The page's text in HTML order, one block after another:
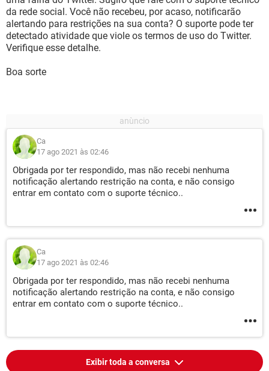
da rede social. Você não recebeu, por acaso, notificarão
alertando para restrições na sua conta? O suporte pode ter
detectado atividade que viole os termos de uso do Twitter.
Verifique esse detalhe.
Boa sorte
Ca
17 ago 2021 às 02:46
Obrigada por ter respondido, mas não recebi nenhuma
notificação alertando restrição na conta, e não consigo
entrar em contato com o suporte técnico..
Ca
17 ago 2021 às 02:46
Obrigada por ter respondido, mas não recebi nenhuma
notificação alertando restrição na conta, e não consigo
entrar em contato com o suporte técnico..
Exibir toda a conversa